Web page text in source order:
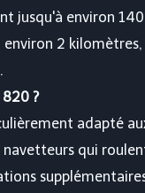
jusqu'à environ
2
?
adapté
qui